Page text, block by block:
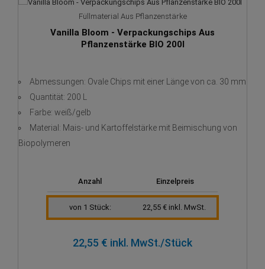
Füllmaterial Aus Pflanzenstärke
Vanilla Bloom - Verpackungschips Aus
Pflanzenstärke BIO 200l
Abmessungen: Ovale Chips mit einer Länge von ca. 30 mm
Quantität: 200 L
Farbe: weiß/gelb
Material: Mais- und Kartoffelstärke mit Beimischung von
Biopolymeren
Anzahl Einzelpreis
von 1 Stück: 22,55 € inkl. MwSt.
22,55 € inkl. MwSt./Stück